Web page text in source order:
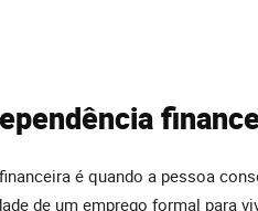
é quando a pessoa
de um emprego formal para